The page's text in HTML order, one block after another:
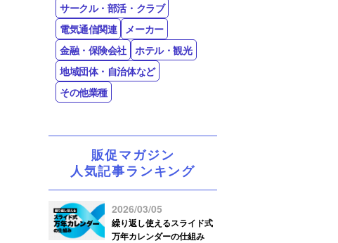
サークル・部活・クラブ
電気通信関連
メーカー
金融・保険会社
ホテル・観光
地域団体・自治体など
その他業種
販促マガジン
人気記事ランキング
2026/03/05
繰り返し使えるスライド式
万年カレンダーの仕組み